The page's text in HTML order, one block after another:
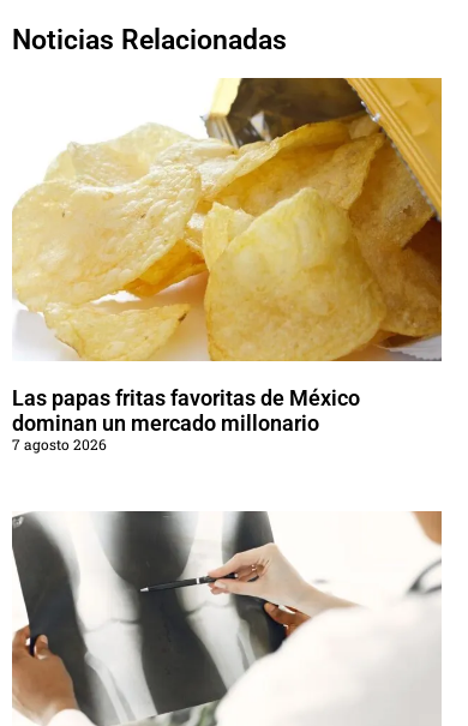
Noticias Relacionadas
Las papas fritas favoritas de México
dominan un mercado millonario
7 agosto 2026